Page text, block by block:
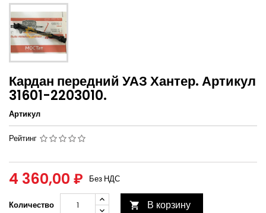
Кардан передний УАЗ Хантер. Артикул
31601-2203010.
Артикул
Рейтинг
4 360,00 ₽ Без НДС
Количество  В корзину